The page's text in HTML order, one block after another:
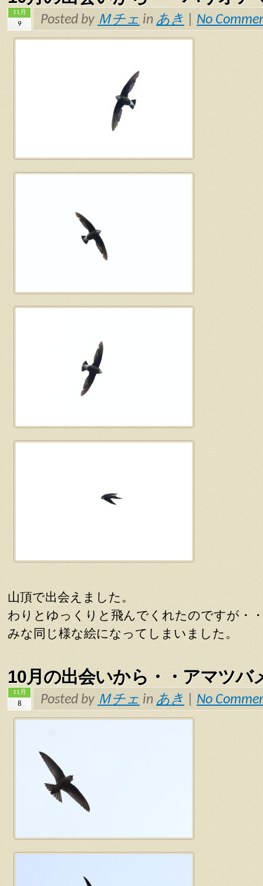
11月
9 Posted by Ｍチェ in あき No
山頂で出会えました。
わりとゆっくりと飛んでくれたのですが・
みな同じ様な絵になってしまいました。
10月の出会いから・・アマツ
11月
8 Posted by Ｍチェ in あき No